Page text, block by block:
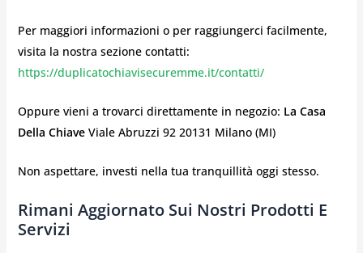
Per maggiori informazioni o per raggiungerci facilmente,
visita la nostra sezione contatti:
https://duplicatochiavisecuremme.it/contatti/
Oppure vieni a trovarci direttamente in negozio: La Casa
Della ChiaveViale Abruzzi 92 20131 Milano (MI)
Non aspettare, investi nella tua tranquillità oggi stesso.
Rimani Aggiornato Sui Nostri Prodotti E
Servizi